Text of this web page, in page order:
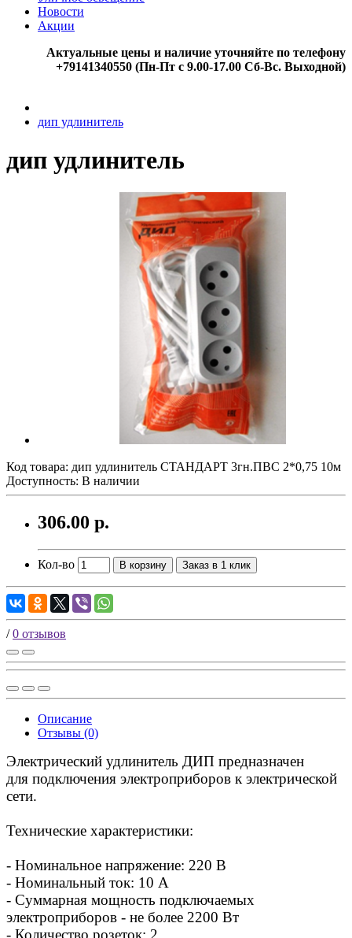
Новости
Акции
Актуальные цены и наличие уточняйте по телефону
+79141340550 (Пн-Пт с 9.00-17.00 Сб-Вс. Выходной)
дип удлинитель
дип удлинитель
Код товара: дип удлинитель СТАНДАРТ 3гн.ПВС 2*0,75 10м
Доступность: В наличии
306.00 р.
Кол-во В корзину Заказ в 1 клик
/0 отзывов
Описание
Отзывы (0)
Электрический удлинитель ДИП предназначен
для подключения электроприборов к электрической
сети.
Технические характеристики:
- Номинальное напряжение: 220 B
- Номинальный ток: 10 А
- Суммарная мощность подключаемых
электроприборов - не более 2200 Вт
- Количество розеток: 2